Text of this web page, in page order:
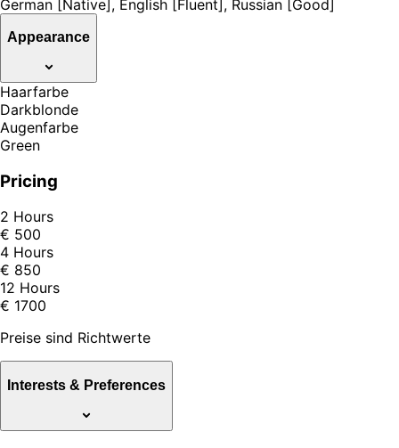
German [Native], English [Fluent], Russian [Good]
Appearance
Haarfarbe
Darkblonde
Augenfarbe
Green
Pricing
2 Hours
€ 500
4 Hours
€ 850
12 Hours
€ 1700
Preise sind Richtwerte
Interests & Preferences